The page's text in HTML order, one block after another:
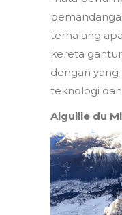
terhalang
kereta
dengan
teknologi
Aiguille du